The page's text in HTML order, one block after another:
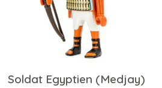
Soldat Egyptien (Medjay)